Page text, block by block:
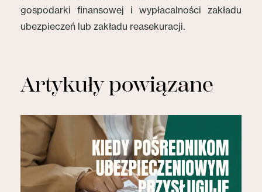
gospodarki finansowej i wypłacalności zakładu
ubezpieczeń lub zakładu reasekuracji.
Artykuły powiązane